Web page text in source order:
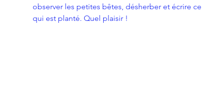
observer les petites bêtes, désherber et écrire ce
qui est planté. Quel plaisir !